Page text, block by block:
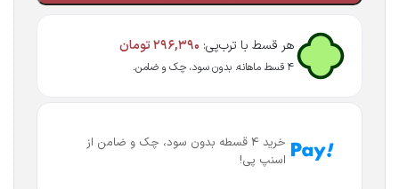
هر قسط با ترب‌پی: ۲۹۶,۳۹۰تومان
۴ قسط ماهانه. بدون سود، چک و ضامن.
خرید 4 قسطه بدون سود، چک و ضامن از
اسنپ پی!